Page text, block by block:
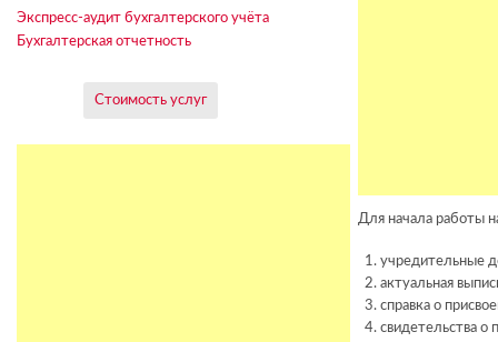
Для начала работы
учредительные
актуальная
справка о
свидетельства о
Экспресс-аудит бухгалтерского учёта
Бухгалтерская отчетность
Стоимость услуг